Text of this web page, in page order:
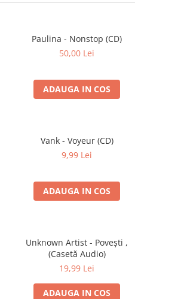
Paulina - Nonstop (CD)
50,00 Lei
ADAUGA IN COS
Vank - Voyeur (CD)
9,99 Lei
ADAUGA IN COS
Unknown Artist - Povești ,
(Casetă Audio)
19,99 Lei
ADAUGA IN COS